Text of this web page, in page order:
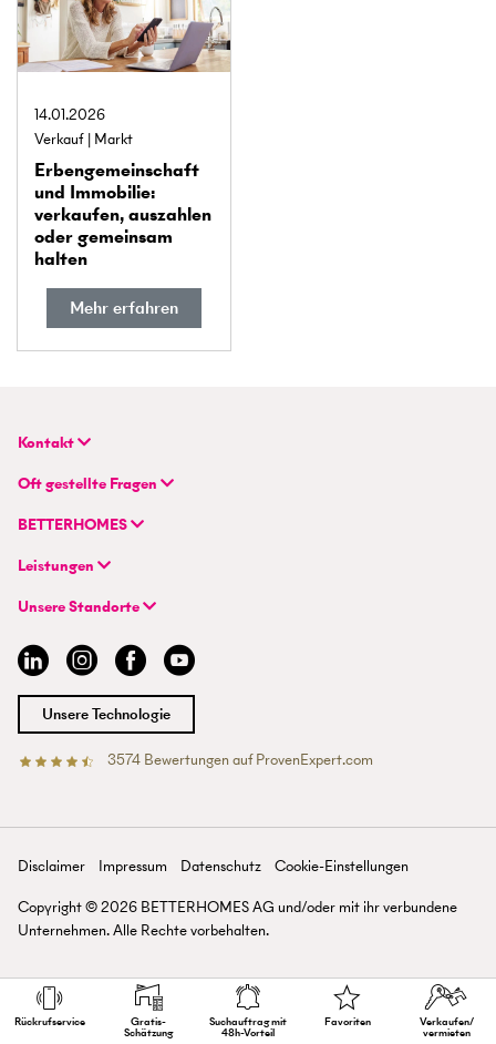
14.01.2026
Verkauf Markt
Erben­gemeinschaft
und Immobilie:
verkaufen, auszahlen
oder gemeinsam
halten
Mehr erfahren
Kontakt
BETTERHOMES (Schweiz) AG
Hauptsitz
Flurstrasse 55
info@betterhomes.ch
Oft gestellte Fragen
FAQ | Immobilienbewertung
FAQ | Immobilienmakler/-in werden
BETTERHOMES
Unternehmen
Hybrides Maklermodell
BETTERHOMES-Erfahrungen
Jobs
Standorte
Presse
Leistungen
Immobilie suchen
Immobilie bewerten
Immobilien-Ratgeber
Immobilienmakler/-in werden
Unsere Standorte
Aargau
Basel
Chur
Lausanne
Luzern
St. Gallen
Zürichsee
Unsere Technologie
3574Bewertungen auf ProvenExpert.com
Disclaimer Impressum Datenschutz
Cookie-Einstellungen
Copyright ©2026 BETTERHOMES AG und/oder mit ihr verbundene
Unternehmen. Alle Rechte vorbehalten.
Rückruf­service Gratis-
Schätzung
Suchauftrag mit
48h-Vorteil
Favoriten Verkaufen/
vermieten